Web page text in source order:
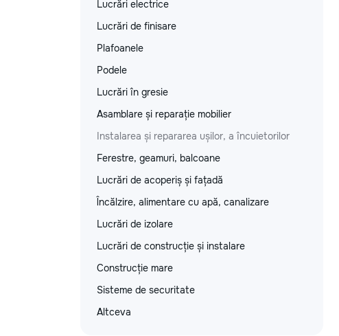
Lucrări electrice
Lucrări de finisare
Plafoanele
Podele
Lucrări în gresie
Asamblare și reparație mobilier
Instalarea și repararea ușilor, a încuietorilor
Ferestre, geamuri, balcoane
Lucrări de acoperiș și fațadă
Încălzire, alimentare cu apă, canalizare
Lucrări de izolare
Lucrări de construcție și instalare
Construcție mare
Sisteme de securitate
Altceva